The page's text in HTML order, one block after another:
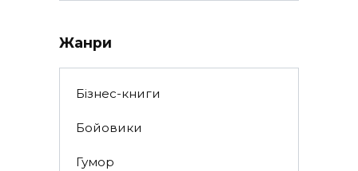
Жанри
Бізнес-книги
Бойовики
Гумор